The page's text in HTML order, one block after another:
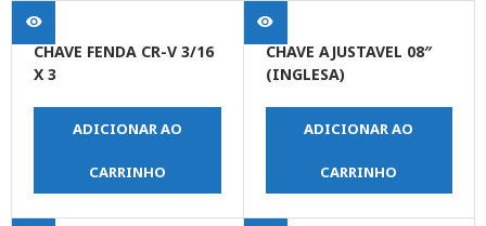
CHAVE FENDA CR-V 3/16
X 3
ADICIONAR AO
CARRINHO
CHAVE AJUSTAVEL 08″
(INGLESA)
ADICIONAR AO
CARRINHO